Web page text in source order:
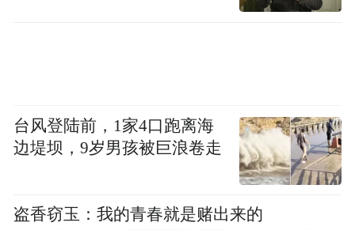
质控督导、业务培训与基层帮扶，持续完善
台风登陆前，1家4口跑离海
边堤坝，9岁男孩被巨浪卷走
盗香窃玉：我的青春就是赌出来的